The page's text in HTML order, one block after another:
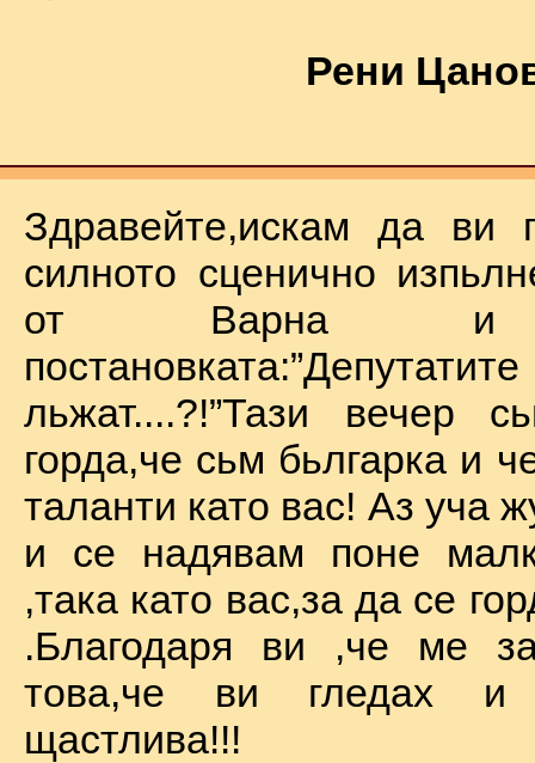
Рени
Здравейте,искам да ви
силното сценично
от Варна и
льжат....?!”Тази вечер
горда,че сьм бьлгарка и
таланти като вас! Аз уча
и се надявам поне
,така като вас,за да се
.Благодаря ви ,че ме
това,че ви гледах
щастлива!!!